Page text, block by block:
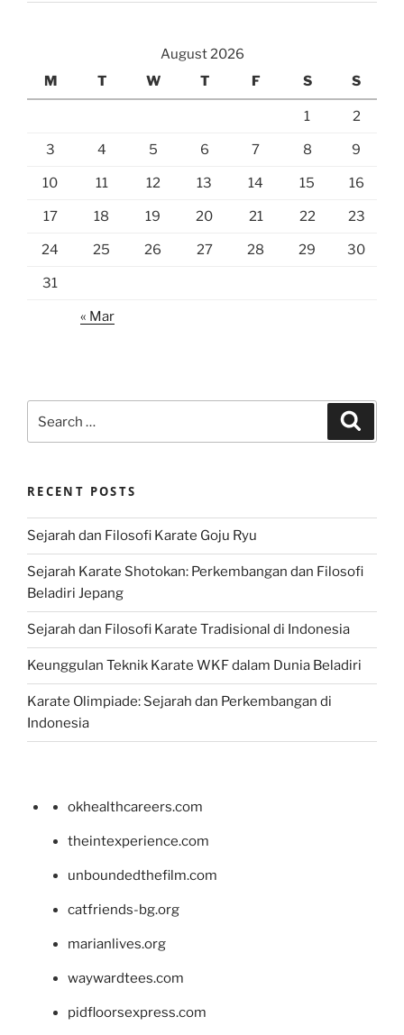
August 2026
M
T W T F S S
1 2
3 4 5 6 7 8 9
10 11 12 13 14 15 16
17 18 19 20 21 22 23
24 25 26 27 28 29 30
31
« Mar
for:
RECENT POSTS
Sejarah dan Filosofi Karate Goju Ryu
Sejarah Karate Shotokan: Perkembangan dan Filosofi
Beladiri Jepang
Sejarah dan Filosofi Karate Tradisional di Indonesia
Keunggulan Teknik Karate WKF dalam Dunia Beladiri
Karate Olimpiade: Sejarah dan Perkembangan di
Indonesia
okhealthcareers.com
theintexperience.com
unboundedthefilm.com
catfriends-bg.org
marianlives.org
waywardtees.com
pidfloorsexpress.com